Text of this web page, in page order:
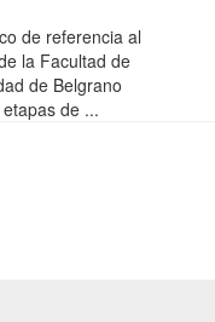
de referencia al
la Facultad de
de Belgrano
de ...